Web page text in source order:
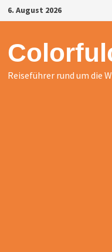
Zurück
zum
6. August 2026
Reiseführer rund um die